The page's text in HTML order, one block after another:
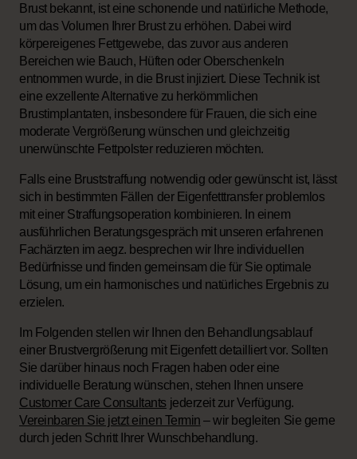
Brust bekannt, ist eine schonende und natürliche Methode,
um das Volumen Ihrer Brust zu erhöhen. Dabei wird
körpereigenes Fettgewebe, das zuvor aus anderen
Bereichen wie Bauch, Hüften oder Oberschenkeln
entnommen wurde, in die Brust injiziert. Diese Technik ist
eine exzellente Alternative zu herkömmlichen
Brustimplantaten, insbesondere für Frauen, die sich eine
moderate Vergrößerung wünschen und gleichzeitig
unerwünschte Fettpolster reduzieren möchten.
Falls eine Bruststraffung notwendig oder gewünscht ist, lässt
sich in bestimmten Fällen der Eigenfetttransfer problemlos
mit einer Straffungsoperation kombinieren. In einem
ausführlichen Beratungsgespräch mit unseren erfahrenen
Fachärzten im aegz. besprechen wir Ihre individuellen
Bedürfnisse und finden gemeinsam die für Sie optimale
Lösung, um ein harmonisches und natürliches Ergebnis zu
erzielen.
Im Folgenden stellen wir Ihnen den Behandlungsablauf
einer Brustvergrößerung mit Eigenfett detailliert vor. Sollten
Sie darüber hinaus noch Fragen haben oder eine
individuelle Beratung wünschen, stehen Ihnen unsere
Customer Care Consultants jederzeit zur Verfügung.
Vereinbaren Sie jetzt einen Termin – wir begleiten Sie gerne
durch jeden Schritt Ihrer Wunschbehandlung.